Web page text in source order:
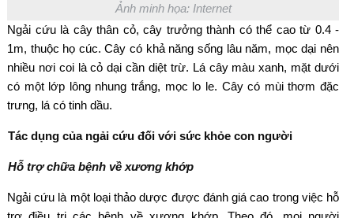
Ảnh minh họa: Internet
Ngải cứu là cây thân cỏ, cây trưởng thành có thể cao từ 0.4 -
1m, thuộc họ cúc. Cây có khả năng sống lâu năm, mọc dại nên
nhiều nơi coi là cỏ dại cần diệt trừ. Lá cây màu xanh, mặt dưới
có một lớp lông nhung trắng, mọc lo le. Cây có mùi thơm đặc
trưng, lá có tinh dầu.
Tác dụng của ngải cứu đối với sức khỏe con người
Hỗ trợ chữa bệnh về xương khớp
Ngải cứu là một loại thảo dược được đánh giá cao trong việc hỗ